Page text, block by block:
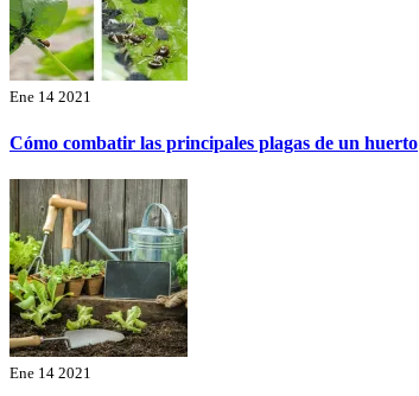
Ene 14 2021
Cómo combatir las principales plagas de un huerto
Ene 14 2021